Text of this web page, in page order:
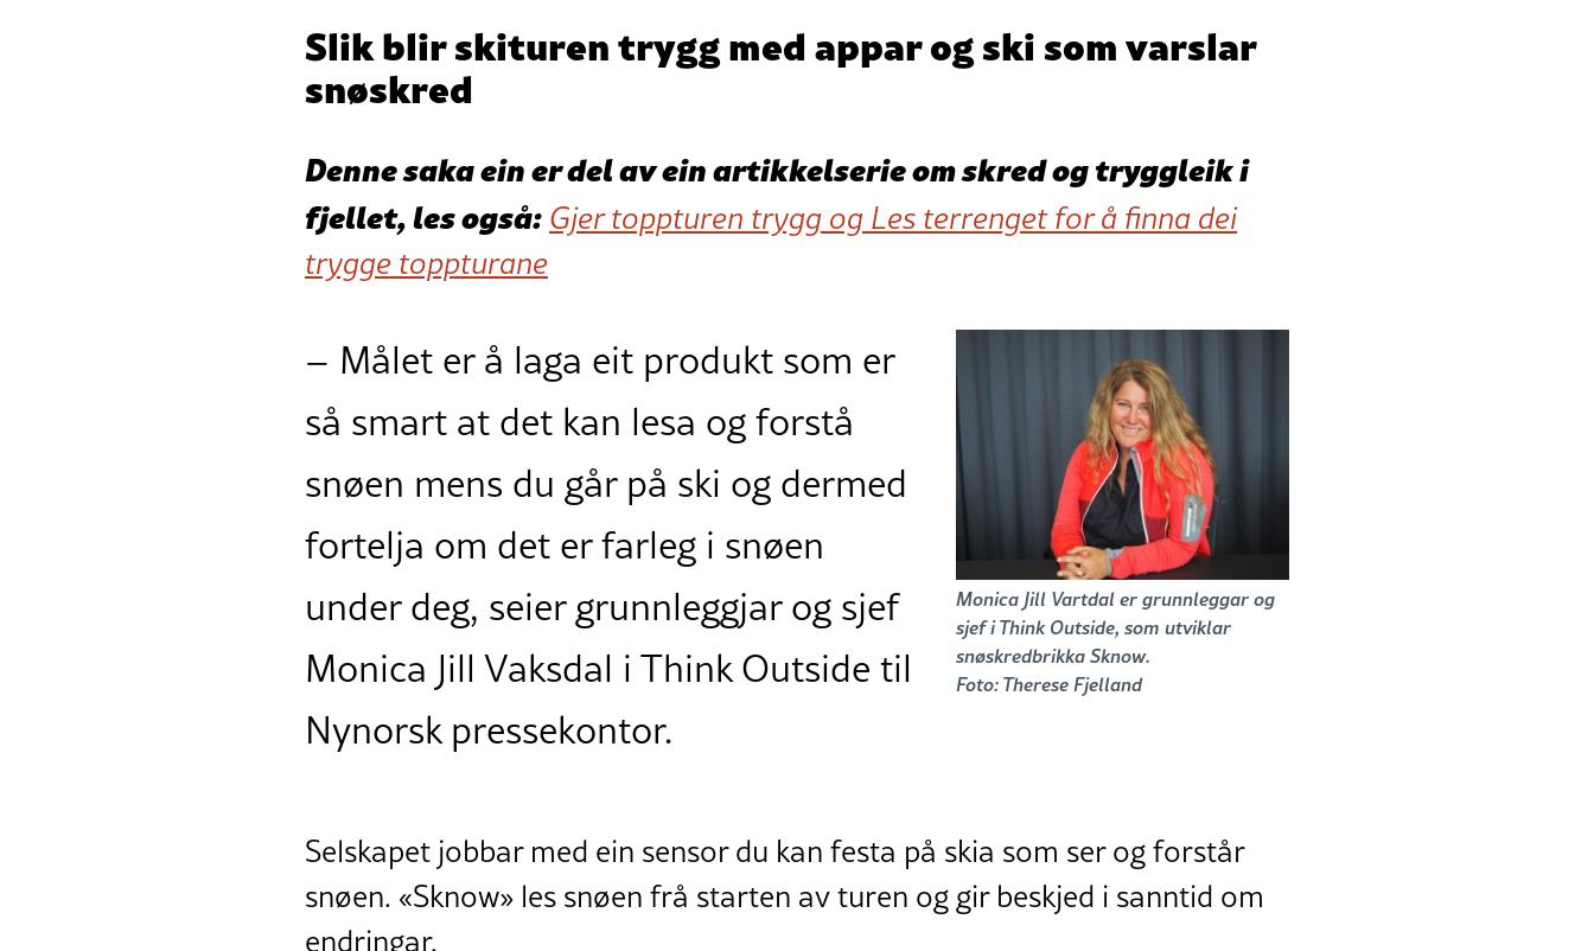
Slik blir skituren trygg med appar og ski som varslar
snøskred
Denne saka ein er del av ein artikkelserie om skred og tryggleik i
fjellet, les også:Gjer toppturen trygg ogLes terrenget for å finna dei
trygge toppturane
Monica Jill Vartdal er grunnleggar og
sjef i Think Outside, som utviklar
snøskredbrikka Sknow.
Foto: Therese Fjelland
– Målet er å laga eit produkt som er
så smart at det kan lesa og forstå
snøen mens du går på ski og dermed
fortelja om det er farleg i snøen
under deg, seier grunnleggjar og sjef
Monica Jill Vaksdal i Think Outside til
Nynorsk pressekontor.
Selskapet jobbar med ein sensor du kan festa på skia som ser og forstår
snøen. «Sknow» les snøen frå starten av turen og gir beskjed i sanntid om
endringar.